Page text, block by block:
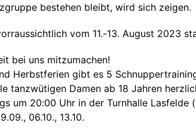
bestehen bleibt, wird sich zeigen.
vom 11.-13. August 2023
bei uns mitzumachen!
Herbstferien gibt es 5
tanzwütigen Damen ab 18 Jahren
um 20:00 Uhr in der Turnhalle Lasfelde
06.10., 13.10.